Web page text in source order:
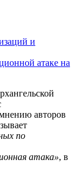
и
атаке на
авторов
по
атака», в